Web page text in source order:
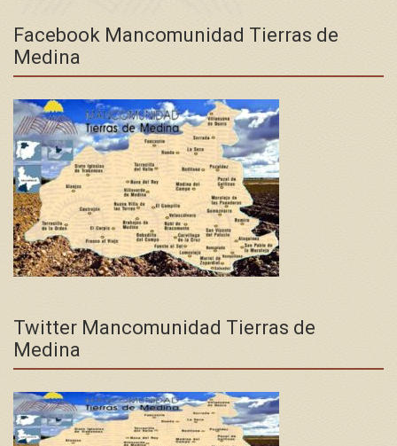
Facebook Mancomunidad Tierras de
Medina
Twitter Mancomunidad Tierras de
Medina